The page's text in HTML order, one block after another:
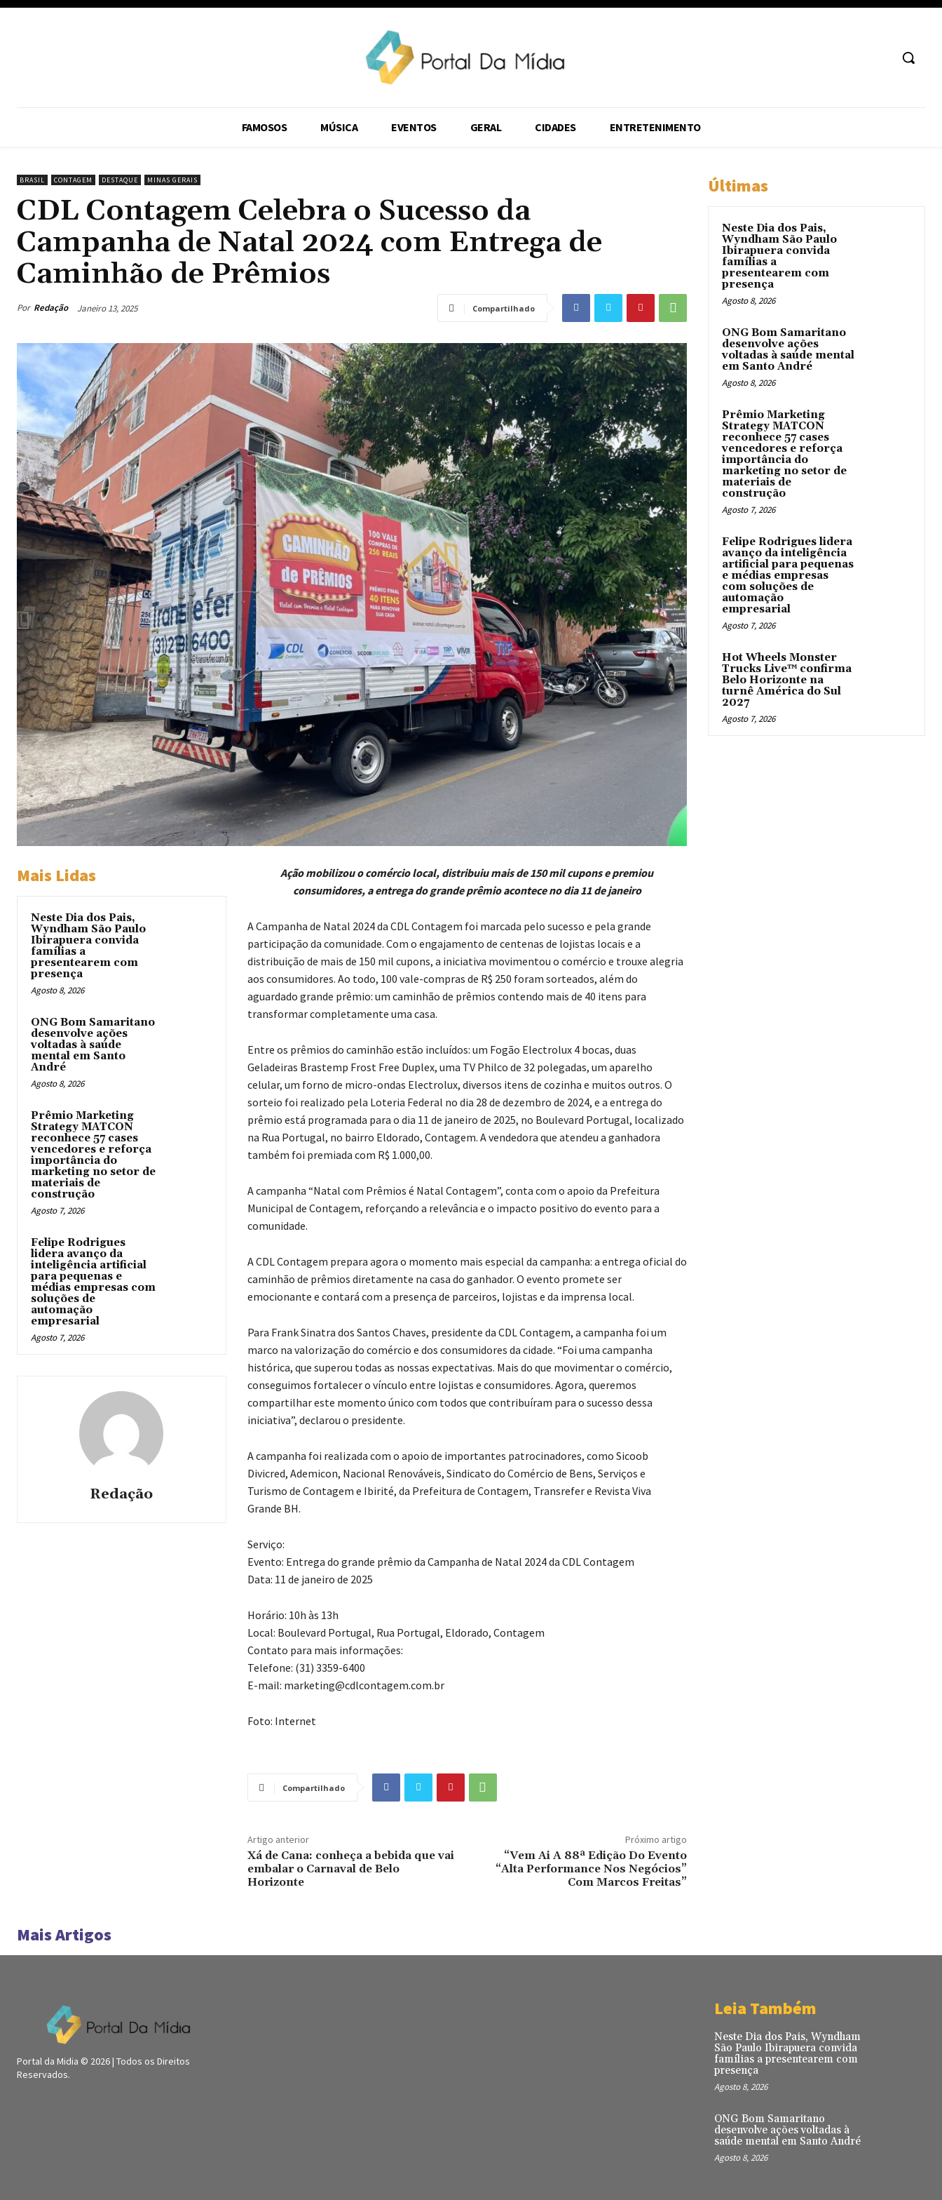
FAMOSOS MÚSICA EVENTOS GERAL CIDADES ENTRETENIMENTO
BRASIL CONTAGEM DESTAQUE MINAS GERAIS
CDL Contagem Celebra o Sucesso da
Campanha de Natal 2024 com Entrega de
Caminhão de Prêmios
Por Redação Janeiro 13, 2025 Compartilhado
Mais Lidas
Neste Dia dos Pais,
Wyndham São Paulo
Ibirapuera convida
famílias a
presentearem com
presença
Agosto 8, 2026
ONG Bom Samaritano
desenvolve ações
voltadas à saúde
mental em Santo
André
Agosto 8, 2026
Prêmio Marketing
Strategy MATCON
reconhece 57 cases
vencedores e reforça
importância do
marketing no setor de
materiais de
construção
Agosto 7, 2026
Felipe Rodrigues
lidera avanço da
inteligência artificial
para pequenas e
médias empresas com
soluções de
automação
empresarial
Agosto 7, 2026
Redação
Ação mobilizou o comércio local, distribuiu mais de 150 mil cupons e premiou
consumidores, a entrega do grande prêmio acontece no dia 11 de janeiro
A Campanha de Natal 2024 da CDL Contagem foi marcada pelo sucesso e pela grande
participação da comunidade. Com o engajamento de centenas de lojistas locais e a
distribuição de mais de 150 mil cupons, a iniciativa movimentou o comércio e trouxe alegria
aos consumidores. Ao todo, 100 vale-compras de R$ 250 foram sorteados, além do
aguardado grande prêmio: um caminhão de prêmios contendo mais de 40 itens para
transformar completamente uma casa.
Entre os prêmios do caminhão estão incluídos: um Fogão Electrolux 4 bocas, duas
Geladeiras Brastemp Frost Free Duplex, uma TV Philco de 32 polegadas, um aparelho
celular, um forno de micro-ondas Electrolux, diversos itens de cozinha e muitos outros. O
sorteio foi realizado pela Loteria Federal no dia 28 de dezembro de 2024, e a entrega do
prêmio está programada para o dia 11 de janeiro de 2025, no Boulevard Portugal, localizado
na Rua Portugal, no bairro Eldorado, Contagem. A vendedora que atendeu a ganhadora
também foi premiada com R$ 1.000,00.
A campanha “Natal com Prêmios é Natal Contagem”, conta com o apoio da Prefeitura
Municipal de Contagem, reforçando a relevância e o impacto positivo do evento para a
comunidade.
A CDL Contagem prepara agora o momento mais especial da campanha: a entrega oficial do
caminhão de prêmios diretamente na casa do ganhador. O evento promete ser
emocionante e contará com a presença de parceiros, lojistas e da imprensa local.
Para Frank Sinatra dos Santos Chaves, presidente da CDL Contagem, a campanha foi um
marco na valorização do comércio e dos consumidores da cidade. “Foi uma campanha
histórica, que superou todas as nossas expectativas. Mais do que movimentar o comércio,
conseguimos fortalecer o vínculo entre lojistas e consumidores. Agora, queremos
compartilhar este momento único com todos que contribuíram para o sucesso dessa
iniciativa”, declarou o presidente.
A campanha foi realizada com o apoio de importantes patrocinadores, como Sicoob
Divicred, Ademicon, Nacional Renováveis, Sindicato do Comércio de Bens, Serviços e
Turismo de Contagem e Ibirité, da Prefeitura de Contagem, Transrefer e Revista Viva
Grande BH.
Serviço:
Evento: Entrega do grande prêmio da Campanha de Natal 2024 da CDL Contagem
Data: 11 de janeiro de 2025
Horário: 10h às 13h
Local: Boulevard Portugal, Rua Portugal, Eldorado, Contagem
Contato para mais informações:
Telefone: (31) 3359-6400
E-mail: marketing@cdlcontagem.com.br
Foto: Internet
Compartilhado
Artigo anterior
Xá de Cana: conheça a bebida que vai
embalar o Carnaval de Belo
Horizonte
Próximo artigo
“Vem Ai A 88ª Edição Do Evento
“Alta Performance Nos Negócios”
Com Marcos Freitas”
Mais Artigos
Últimas
Neste Dia dos Pais,
Wyndham São Paulo
Ibirapuera convida
famílias a
presentearem com
presença
Agosto 8, 2026
ONG Bom Samaritano
desenvolve ações
voltadas à saúde mental
em Santo André
Agosto 8, 2026
Prêmio Marketing
Strategy MATCON
reconhece 57 cases
vencedores e reforça
importância do
marketing no setor de
materiais de
construção
Agosto 7, 2026
Felipe Rodrigues lidera
avanço da inteligência
artificial para pequenas
e médias empresas
com soluções de
automação
empresarial
Agosto 7, 2026
Hot Wheels Monster
Trucks Live™ confirma
Belo Horizonte na
turnê América do Sul
2027
Agosto 7, 2026
Portal da Midia © 2026 | Todos os Direitos
Reservados.
Leia Também
Neste Dia dos Pais, Wyndham
São Paulo Ibirapuera convida
famílias a presentearem com
presença
Agosto 8, 2026
ONG Bom Samaritano
desenvolve ações voltadas à
saúde mental em Santo André
Agosto 8, 2026